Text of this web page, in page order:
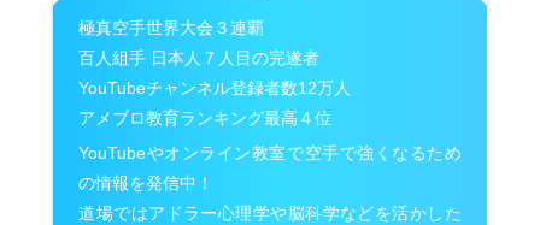
極真空手世界大会３連覇
百人組手 日本人７人目の完遂者
YouTubeチャンネル登録者数12万人
アメブロ教育ランキング最高４位
YouTubeやオンライン教室で空手で強くなるため
の情報を発信中！
道場ではアドラー心理学や脳科学などを活かした